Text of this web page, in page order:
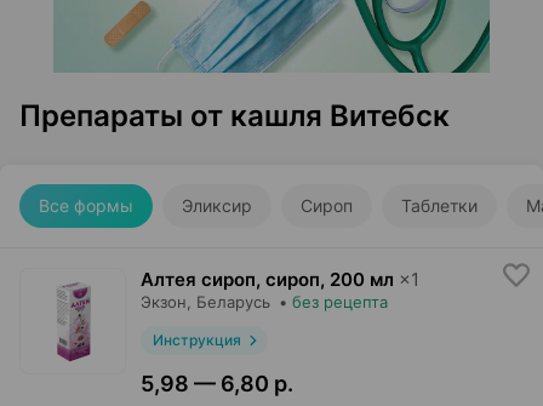
Препараты от кашля Витебск
Все формы Эликсир Сироп Таблетки
Алтея сироп, сироп, 200 мл ×1
Экзон , Беларусь • без рецепта
Инструкция
5,98 — 6,80 р.